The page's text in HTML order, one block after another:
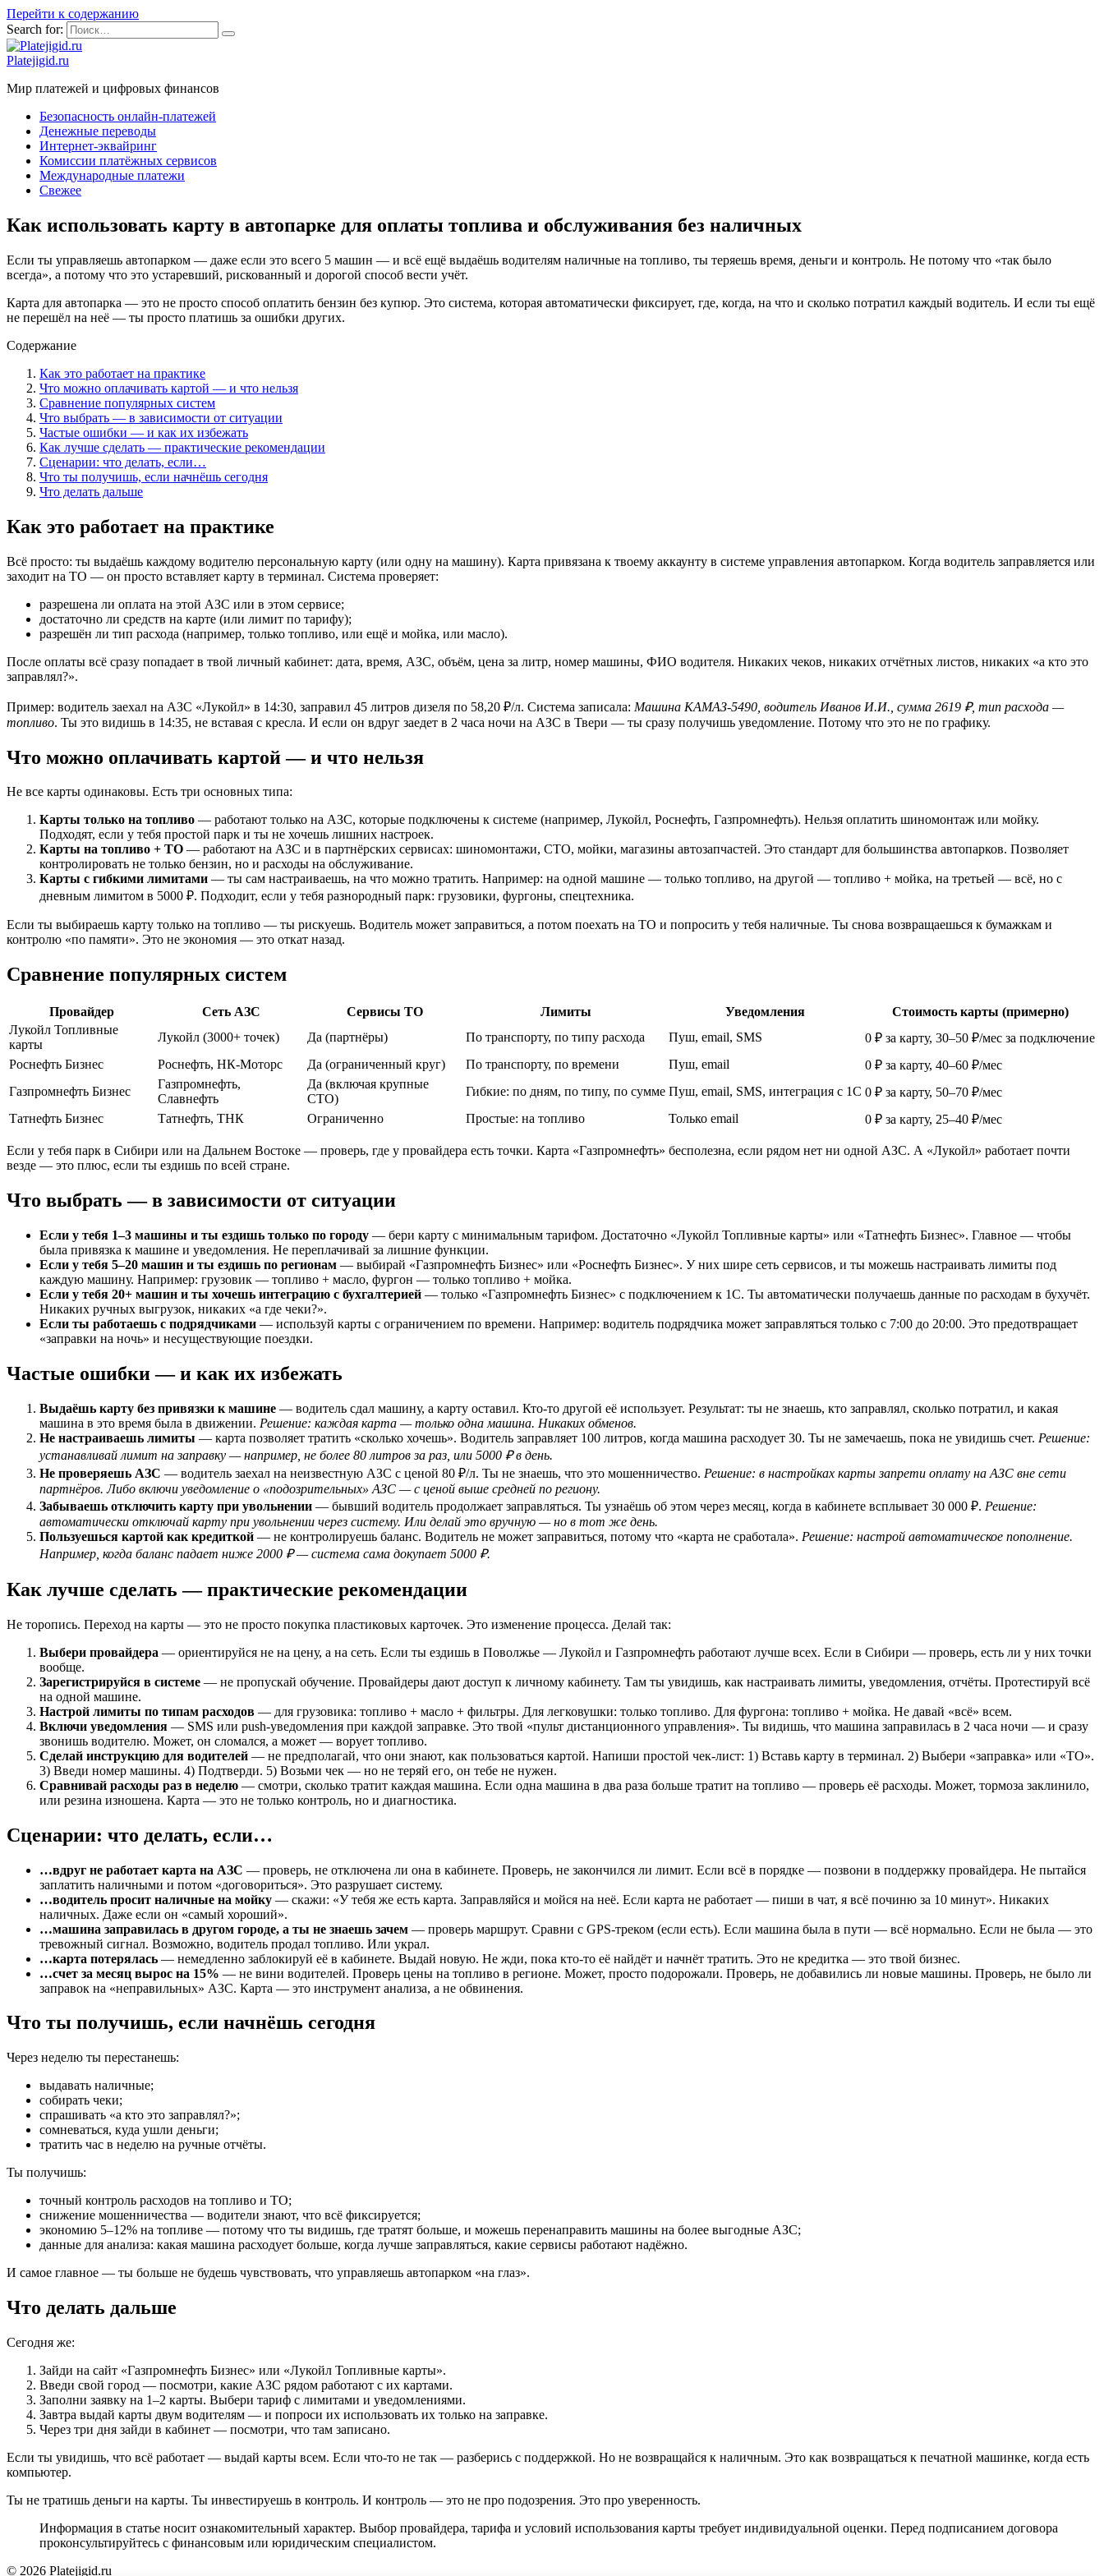
Перейти к содержанию
Search for:
Platejigid.ru
Мир платежей и цифровых финансов
Безопасность онлайн-платежей
Денежные переводы
Интернет-эквайринг
Комиссии платёжных сервисов
Международные платежи
Свежее
Как использовать карту в автопарке для оплаты топлива и обслуживания без наличных
Если ты управляешь автопарком — даже если это всего 5 машин — и всё ещё выдаёшь водителям наличные на топливо, ты теряешь время, деньги и контроль. Не потому что «так было
всегда», а потому что это устаревший, рискованный и дорогой способ вести учёт.
Карта для автопарка — это не просто способ оплатить бензин без купюр. Это система, которая автоматически фиксирует, где, когда, на что и сколько потратил каждый водитель. И если ты ещё
не перешёл на неё — ты просто платишь за ошибки других.
Содержание
Как это работает на практике
Что можно оплачивать картой — и что нельзя
Сравнение популярных систем
Что выбрать — в зависимости от ситуации
Частые ошибки — и как их избежать
Как лучше сделать — практические рекомендации
Сценарии: что делать, если…
Что ты получишь, если начнёшь сегодня
Что делать дальше
Как это работает на практике
Всё просто: ты выдаёшь каждому водителю персональную карту (или одну на машину). Карта привязана к твоему аккаунту в системе управления автопарком. Когда водитель заправляется или
заходит на ТО — он просто вставляет карту в терминал. Система проверяет:
разрешена ли оплата на этой АЗС или в этом сервисе;
достаточно ли средств на карте (или лимит по тарифу);
разрешён ли тип расхода (например, только топливо, или ещё и мойка, или масло).
После оплаты всё сразу попадает в твой личный кабинет: дата, время, АЗС, объём, цена за литр, номер машины, ФИО водителя. Никаких чеков, никаких отчётных листов, никаких «а кто это
заправлял?».
Пример: водитель заехал на АЗС «Лукойл» в 14:30, заправил 45 литров дизеля по 58,20 ₽/л. Система записала: Машина КАМАЗ-5490, водитель Иванов И.И., сумма 2619 ₽, тип расхода —
топливо. Ты это видишь в 14:35, не вставая с кресла. И если он вдруг заедет в 2 часа ночи на АЗС в Твери — ты сразу получишь уведомление. Потому что это не по графику.
Что можно оплачивать картой — и что нельзя
Не все карты одинаковы. Есть три основных типа:
Карты только на топливо — работают только на АЗС, которые подключены к системе (например, Лукойл, Роснефть, Газпромнефть). Нельзя оплатить шиномонтаж или мойку.
Подходят, если у тебя простой парк и ты не хочешь лишних настроек.
Карты на топливо + ТО — работают на АЗС и в партнёрских сервисах: шиномонтажи, СТО, мойки, магазины автозапчастей. Это стандарт для большинства автопарков. Позволяет
контролировать не только бензин, но и расходы на обслуживание.
Карты с гибкими лимитами — ты сам настраиваешь, на что можно тратить. Например: на одной машине — только топливо, на другой — топливо + мойка, на третьей — всё, но с
дневным лимитом в 5000 ₽. Подходит, если у тебя разнородный парк: грузовики, фургоны, спецтехника.
Если ты выбираешь карту только на топливо — ты рискуешь. Водитель может заправиться, а потом поехать на ТО и попросить у тебя наличные. Ты снова возвращаешься к бумажкам и
контролю «по памяти». Это не экономия — это откат назад.
Сравнение популярных систем
Провайдер Сеть АЗС Сервисы ТО Лимиты Уведомления
Стоимость карты (примерно)
Лукойл Топливные
карты
Лукойл (3000+ точек) Да (партнёры) По транспорту, по типу расхода Пуш, email, SMS
0 ₽ за карту, 30–50 ₽/мес за подключение
Роснефть Бизнес
Роснефть, НК-Моторс Да (ограниченный круг) По транспорту, по времени Пуш, email
0 ₽ за карту, 40–60 ₽/мес
Газпромнефть Бизнес
Газпромнефть,
Славнефть
Да (включая крупные
СТО)
Гибкие: по дням, по типу, по сумме Пуш, email, SMS, интеграция с 1С 0 ₽ за карту, 50–70 ₽/мес
Татнефть Бизнес
Татнефть, ТНК Ограниченно Простые: на топливо Только email 0 ₽ за карту, 25–40 ₽/мес
Если у тебя парк в Сибири или на Дальнем Востоке — проверь, где у провайдера есть точки. Карта «Газпромнефть» бесполезна, если рядом нет ни одной АЗС. А «Лукойл» работает почти
везде — это плюс, если ты ездишь по всей стране.
Что выбрать — в зависимости от ситуации
Если у тебя 1–3 машины и ты ездишь только по городу — бери карту с минимальным тарифом. Достаточно «Лукойл Топливные карты» или «Татнефть Бизнес». Главное — чтобы
была привязка к машине и уведомления. Не переплачивай за лишние функции.
Если у тебя 5–20 машин и ты ездишь по регионам — выбирай «Газпромнефть Бизнес» или «Роснефть Бизнес». У них шире сеть сервисов, и ты можешь настраивать лимиты под
каждую машину. Например: грузовик — топливо + масло, фургон — только топливо + мойка.
Если у тебя 20+ машин и ты хочешь интеграцию с бухгалтерией — только «Газпромнефть Бизнес» с подключением к 1С. Ты автоматически получаешь данные по расходам в бухучёт.
Никаких ручных выгрузок, никаких «а где чеки?».
Если ты работаешь с подрядчиками — используй карты с ограничением по времени. Например: водитель подрядчика может заправляться только с 7:00 до 20:00. Это предотвращает
«заправки на ночь» и несуществующие поездки.
Частые ошибки — и как их избежать
Выдаёшь карту без привязки к машине — водитель сдал машину, а карту оставил. Кто-то другой её использует. Результат: ты не знаешь, кто заправлял, сколько потратил, и какая
машина в это время была в движении. Решение: каждая карта — только одна машина. Никаких обменов.
Не настраиваешь лимиты — карта позволяет тратить «сколько хочешь». Водитель заправляет 100 литров, когда машина расходует 30. Ты не замечаешь, пока не увидишь счет. Решение:
устанавливай лимит на заправку — например, не более 80 литров за раз, или 5000 ₽ в день.
Не проверяешь АЗС — водитель заехал на неизвестную АЗС с ценой 80 ₽/л. Ты не знаешь, что это мошенничество. Решение: в настройках карты запрети оплату на АЗС вне сети
партнёров. Либо включи уведомление о «подозрительных» АЗС — с ценой выше средней по региону.
Забываешь отключить карту при увольнении — бывший водитель продолжает заправляться. Ты узнаёшь об этом через месяц, когда в кабинете всплывает 30 000 ₽. Решение:
автоматически отключай карту при увольнении через систему. Или делай это вручную — но в тот же день.
Пользуешься картой как кредиткой — не контролируешь баланс. Водитель не может заправиться, потому что «карта не сработала». Решение: настрой автоматическое пополнение.
Например, когда баланс падает ниже 2000 ₽ — система сама докупает 5000 ₽.
Как лучше сделать — практические рекомендации
Не торопись. Переход на карты — это не просто покупка пластиковых карточек. Это изменение процесса. Делай так:
Выбери провайдера — ориентируйся не на цену, а на сеть. Если ты ездишь в Поволжье — Лукойл и Газпромнефть работают лучше всех. Если в Сибири — проверь, есть ли у них точки
вообще.
Зарегистрируйся в системе — не пропускай обучение. Провайдеры дают доступ к личному кабинету. Там ты увидишь, как настраивать лимиты, уведомления, отчёты. Протестируй всё
на одной машине.
Настрой лимиты по типам расходов — для грузовика: топливо + масло + фильтры. Для легковушки: только топливо. Для фургона: топливо + мойка. Не давай «всё» всем.
Включи уведомления — SMS или push-уведомления при каждой заправке. Это твой «пульт дистанционного управления». Ты видишь, что машина заправилась в 2 часа ночи — и сразу
звонишь водителю. Может, он сломался, а может — ворует топливо.
Сделай инструкцию для водителей — не предполагай, что они знают, как пользоваться картой. Напиши простой чек-лист: 1) Вставь карту в терминал. 2) Выбери «заправка» или «ТО».
3) Введи номер машины. 4) Подтверди. 5) Возьми чек — но не теряй его, он тебе не нужен.
Сравнивай расходы раз в неделю — смотри, сколько тратит каждая машина. Если одна машина в два раза больше тратит на топливо — проверь её расходы. Может, тормоза заклинило,
или резина изношена. Карта — это не только контроль, но и диагностика.
Сценарии: что делать, если…
…вдруг не работает карта на АЗС — проверь, не отключена ли она в кабинете. Проверь, не закончился ли лимит. Если всё в порядке — позвони в поддержку провайдера. Не пытайся
заплатить наличными и потом «договориться». Это разрушает систему.
…водитель просит наличные на мойку — скажи: «У тебя же есть карта. Заправляйся и мойся на неё. Если карта не работает — пиши в чат, я всё починю за 10 минут». Никаких
наличных. Даже если он «самый хороший».
…машина заправилась в другом городе, а ты не знаешь зачем — проверь маршрут. Сравни с GPS-треком (если есть). Если машина была в пути — всё нормально. Если не была — это
тревожный сигнал. Возможно, водитель продал топливо. Или украл.
…карта потерялась — немедленно заблокируй её в кабинете. Выдай новую. Не жди, пока кто-то её найдёт и начнёт тратить. Это не кредитка — это твой бизнес.
…счет за месяц вырос на 15% — не вини водителей. Проверь цены на топливо в регионе. Может, просто подорожали. Проверь, не добавились ли новые машины. Проверь, не было ли
заправок на «неправильных» АЗС. Карта — это инструмент анализа, а не обвинения.
Что ты получишь, если начнёшь сегодня
Через неделю ты перестанешь:
выдавать наличные;
собирать чеки;
спрашивать «а кто это заправлял?»;
сомневаться, куда ушли деньги;
тратить час в неделю на ручные отчёты.
Ты получишь:
точный контроль расходов на топливо и ТО;
снижение мошенничества — водители знают, что всё фиксируется;
экономию 5–12% на топливе — потому что ты видишь, где тратят больше, и можешь перенаправить машины на более выгодные АЗС;
данные для анализа: какая машина расходует больше, когда лучше заправляться, какие сервисы работают надёжно.
И самое главное — ты больше не будешь чувствовать, что управляешь автопарком «на глаз».
Что делать дальше
Сегодня же:
Зайди на сайт «Газпромнефть Бизнес» или «Лукойл Топливные карты».
Введи свой город — посмотри, какие АЗС рядом работают с их картами.
Заполни заявку на 1–2 карты. Выбери тариф с лимитами и уведомлениями.
Завтра выдай карты двум водителям — и попроси их использовать их только на заправке.
Через три дня зайди в кабинет — посмотри, что там записано.
Если ты увидишь, что всё работает — выдай карты всем. Если что-то не так — разберись с поддержкой. Но не возвращайся к наличным. Это как возвращаться к печатной машинке, когда есть
компьютер.
Ты не тратишь деньги на карты. Ты инвестируешь в контроль. И контроль — это не про подозрения. Это про уверенность.
Информация в статье носит ознакомительный характер. Выбор провайдера, тарифа и условий использования карты требует индивидуальной оценки. Перед подписанием договора
проконсультируйтесь с финансовым или юридическим специалистом.
© 2026 Platejigid.ru